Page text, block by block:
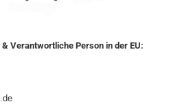
Verantwortliche Person in der EU: